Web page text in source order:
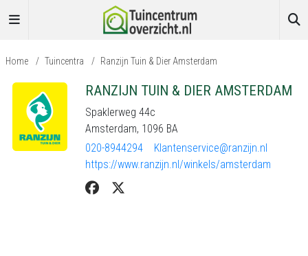
Home / Tuincentra / Ranzijn Tuin & Dier Amsterdam
RANZIJN TUIN & DIER AMSTERDAM
Spaklerweg 44c
Amsterdam, 1096 BA
020-8944294
Klantenservice@ranzijn.nl
https://www.ranzijn.nl/winkels/amsterdam